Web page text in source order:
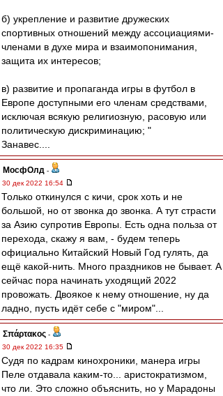
б) укрепление и развитие дружеских
спортивных отношений между ассоциациями-
членами в духе мира и взаимопонимания,
защита их интересов;
в) развитие и пропаганда игры в футбол в
Европе доступными его членам средствами,
исключая всякую религиозную, расовую или
политическую дискриминацию; "
Занавес....
МосфОлд -
30 дек 2022 16:54
Только откинулся с кичи, срок хоть и не
большой, но от звонка до звонка. А тут страсти
за Азию супротив Европы. Есть одна польза от
перехода, скажу я вам, - будем теперь
официально Китайский Новый Год гулять, да
ещё какой-нить. Много праздников не бывает. А
сейчас пора начинать уходящий 2022
провожать. Двоякое к нему отношение, ну да
ладно, пусть идёт себе с "миром"...
Σπάρτακος -
30 дек 2022 16:35
Судя по кадрам кинохроники, манера игры
Пеле отдавала каким-то... аристократизмом,
что ли. Это сложно объяснить, но у Марадоны